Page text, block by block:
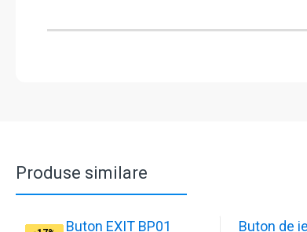
Produse similare
Buton EXIT BP01 Buton de